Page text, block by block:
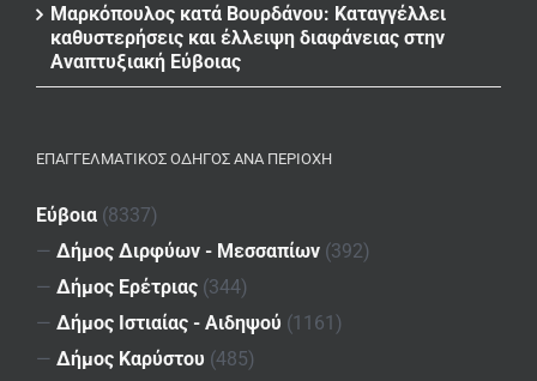
Μαρκόπουλος κατά Βουρδάνου: Καταγγέλλει
καθυστερήσεις και έλλειψη διαφάνειας στην
Αναπτυξιακή Εύβοιας
ΕΠΑΓΓΕΛΜΑΤΙΚΌΣ ΟΔΗΓΌΣ ΑΝΆ ΠΕΡΙΟΧΉ
Εύβοια (8337)
— Δήμος Διρφύων - Μεσσαπίων (392)
— Δήμος Ερέτριας (344)
— Δήμος Ιστιαίας - Αιδηψού (1161)
— Δήμος Καρύστου (485)